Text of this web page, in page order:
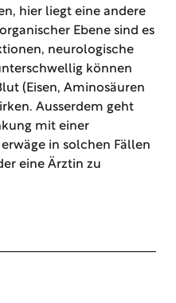
hier liegt eine andere
Ebene sind es
neurologische
können
(Eisen, Aminosäuren
Ausserdem geht
mit einer
in solchen Fällen
eine Ärztin zu